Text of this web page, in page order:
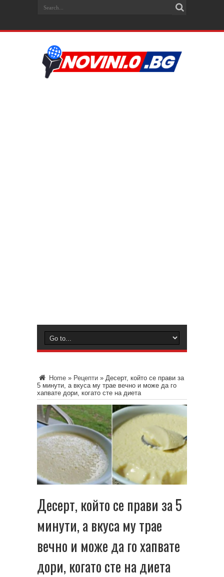
Home » Рецепти » Десерт, който се прави за
5 минути, а вкуса му трае вечно и може да го
хапвате дори, когато сте на диета
Десерт, който се прави за 5
минути, а вкуса му трае
вечно и може да го хапвате
дори, когато сте на диета